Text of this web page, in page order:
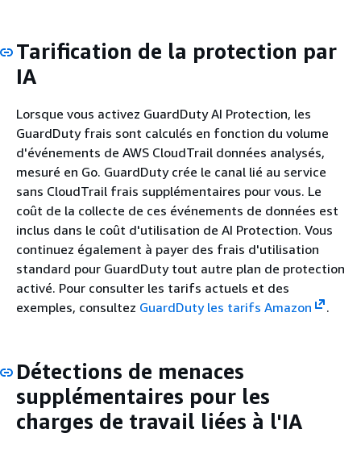
Tarification de la protection par
IA
Lorsque vous activez GuardDuty AI Protection, les
GuardDuty frais sont calculés en fonction du volume
d'événements de AWS CloudTrail données analysés,
mesuré en Go. GuardDuty crée le canal lié au service
sans CloudTrail frais supplémentaires pour vous. Le
coût de la collecte de ces événements de données est
inclus dans le coût d'utilisation de AI Protection. Vous
continuez également à payer des frais d'utilisation
standard pour GuardDuty tout autre plan de protection
activé. Pour consulter les tarifs actuels et des
exemples, consultez GuardDuty les tarifs Amazon .
Détections de menaces
supplémentaires pour les
charges de travail liées à l'IA